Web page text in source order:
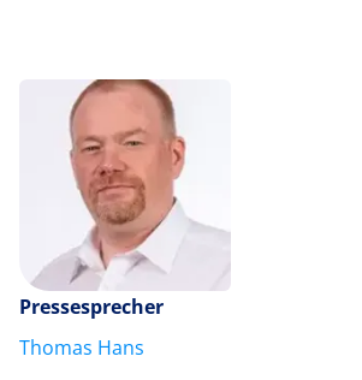
Pressesprecher
Thomas Hans